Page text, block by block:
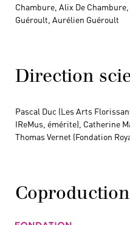
Chambure, Alix De
Guéroult, Aurélien Guéroult
Direction
Pascal Duc (Les Arts
IReMus, émérite), Catherine
Thomas Vernet (Fondation